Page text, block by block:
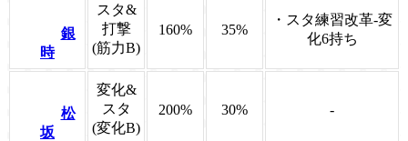
銀
時
スタ&
打撃
(筋力B)
160% 35%
・スタ練習改革-変
化6持ち
松
坂
変化&
スタ
(変化B)
200% 30% -